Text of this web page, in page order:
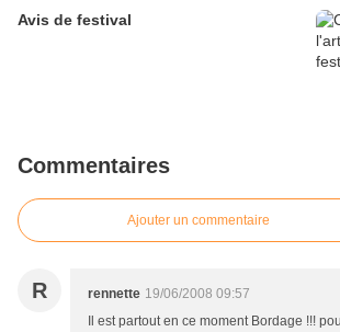
Avis de festival
Commentaires
Ajouter un commentaire
R rennette 19/06/2008 09:57
Il est partout en ce moment Bordage !!!